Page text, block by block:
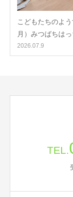
こどもたちのよ
月）みつばちはっ
2026.07.9
TEL.